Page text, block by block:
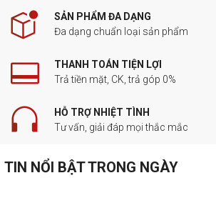
SẢN PHẨM ĐA DẠNG
Đa dạng chuẩn loại sản phẩm
THANH TOÁN TIỆN LỢI
Trả tiền mặt, CK, trả góp 0%
HỖ TRỢ NHIỆT TÌNH
Tư vấn, giải đáp mọi thắc mắc
TIN NỔI BẬT TRONG NGÀY